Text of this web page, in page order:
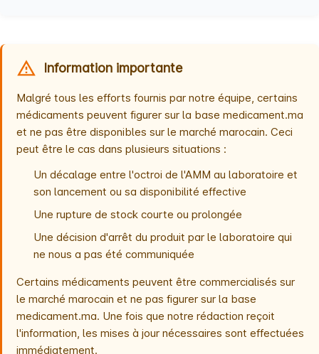
Information importante
Malgré tous les efforts fournis par notre équipe, certains
médicaments peuvent figurer sur la base medicament.ma
et ne pas être disponibles sur le marché marocain. Ceci
peut être le cas dans plusieurs situations :
Un décalage entre l'octroi de l'AMM au laboratoire et
son lancement ou sa disponibilité effective
Une rupture de stock courte ou prolongée
Une décision d'arrêt du produit par le laboratoire qui
ne nous a pas été communiquée
Certains médicaments peuvent être commercialisés sur
le marché marocain et ne pas figurer sur la base
medicament.ma. Une fois que notre rédaction reçoit
l'information, les mises à jour nécessaires sont effectuées
immédiatement.